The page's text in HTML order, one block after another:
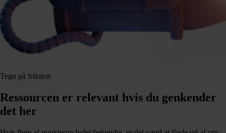
Tegn på friktion
Ressourcen er relevant hvis du genkender
det her